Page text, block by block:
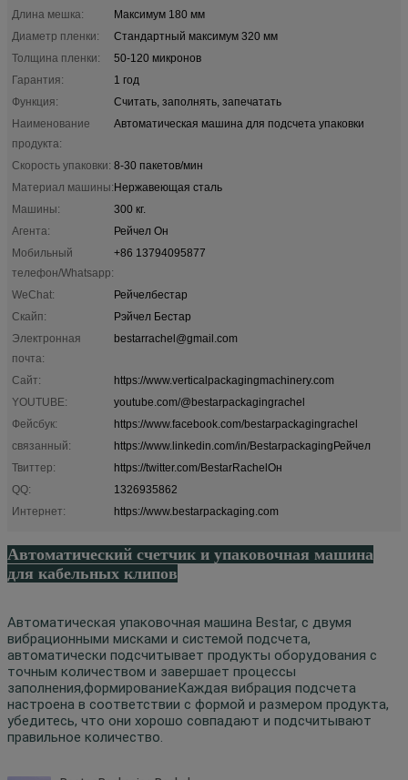
Длина мешка:
Максимум 180 мм
Диаметр пленки:
Стандартный максимум 320 мм
Толщина пленки:
50-120 микронов
Гарантия:
1 год
Функция:
Считать, заполнять, запечатать
Наименование
продукта:
Автоматическая машина для подсчета упаковки
Скорость упаковки: 8-30 пакетов/мин
Материал машины:Нержавеющая сталь
Машины:
300 кг.
Агента:
Рейчел Он
Мобильный
телефон/Whatsapp:
+86 13794095877
WeChat:
Рейчелбестар
Скайп:
Рэйчел Бестар
Электронная
почта:
bestarrachel@gmail.com
Сайт:
https://www.verticalpackagingmachinery.com
YOUTUBE:
youtube.com/@bestarpackagingrachel
Фейсбук:
https://www.facebook.com/bestarpackagingrachel
связанный:
https://www.linkedin.com/in/BestarpackagingРейчел
Твиттер:
https://twitter.com/BestarRachelОн
QQ:
1326935862
Интернет:
https://www.bestarpackaging.com
Автоматический счетчик и упаковочная машина
для кабельных клипов
Автоматическая упаковочная машина Bestar, с двумя
вибрационными мисками и системой подсчета,
автоматически подсчитывает продукты оборудования с
точным количеством и завершает процессы
заполнения,формированиеКаждая вибрация подсчета
настроена в соответствии с формой и размером продукта,
убедитесь, что они хорошо совпадают и подсчитывают
правильное количество.